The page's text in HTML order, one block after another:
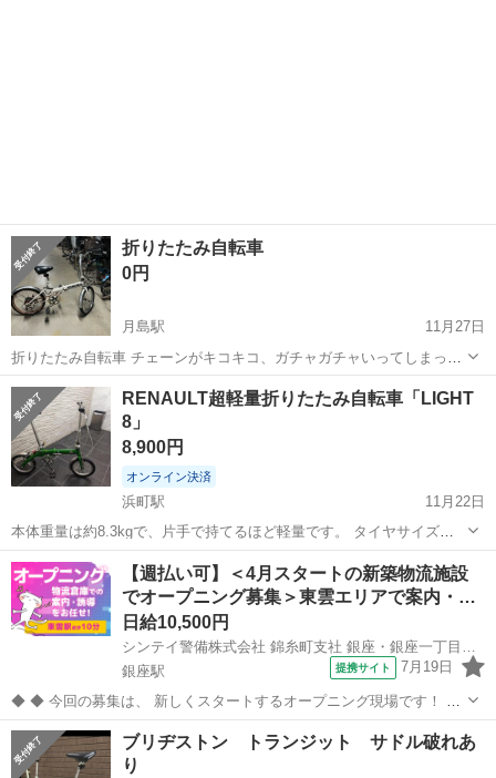
折りたたみ自転車
0円
月島駅
11月27日
折りたたみ自転車 チェーンがキコキコ、ガチャガチャいってしまって
いるので0円です チェーン状態、オイルなど自転車屋さんでしてもら
うなどした方がいいと思いますが私はそのまま乗っていました こちら
納得していただける方のみ購入よろ...
東京 中央区 折りたたみ自転車 折りたたみ
RENAULT超軽量折りたたみ自転車「LIGHT
8」
8,900円
オンライン決済
浜町駅
11月22日
本体重量は約8.3kgで、片手で持てるほど軽量です。 タイヤサイズは
14インチで、コンパクトな車体は輪行（公共交通機関での持ち運び）
にも最適です。 アルミフレーム、防錆チェーン、ステンレススポーク
などを採用し、軽さと...
東京 中央区 浜町駅 折りたたみ自転車 RENAULT
【週払い可】＜4月スタートの新築物流施設
でオープニング募集＞東雲エリアで案内・…
日給10,500円
銀座駅
提携サイト 7月19日
◆ ◆ 今回の募集は、 新しくスタートするオープニング現場です！ 4
月にオープンする 東雲エリアの新しい物流施設にて、 関係者や搬入車
両の 案内・誘導業務をお任せします◎ 現在は施設の完成に向けて動い
ている段階のため...
東京 中央区 銀座駅 警備員
ブリヂストン トランジット サドル破れあ
り